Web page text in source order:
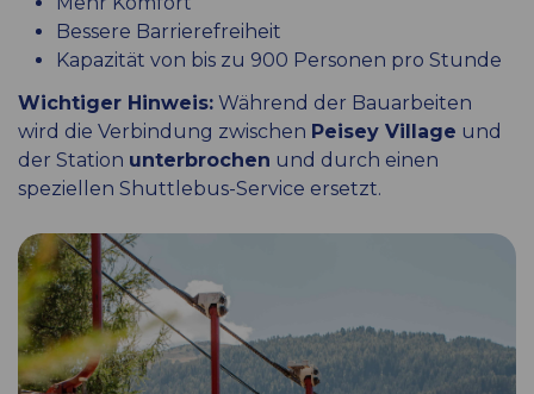
Bessere Barrierefreiheit
Kapazität von bis zu 900 Personen pro Stunde
Wichtiger Hinweis: Während der Bauarbeiten
wird die Verbindung zwischen Peisey Village und
der Station unterbrochen und durch einen
speziellen Shuttlebus-Service ersetzt.